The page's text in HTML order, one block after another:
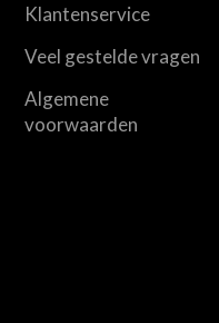
Klantenservice
Veel gestelde vragen
Algemene
voorwaarden